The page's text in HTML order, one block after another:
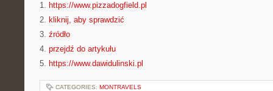
1. https://www.pizzadogfield.pl
2. kliknij, aby sprawdzić
3. źródło
4. przejdź do artykułu
5. https://www.dawidulinski.pl
CATEGORIES: MONTRAVELS